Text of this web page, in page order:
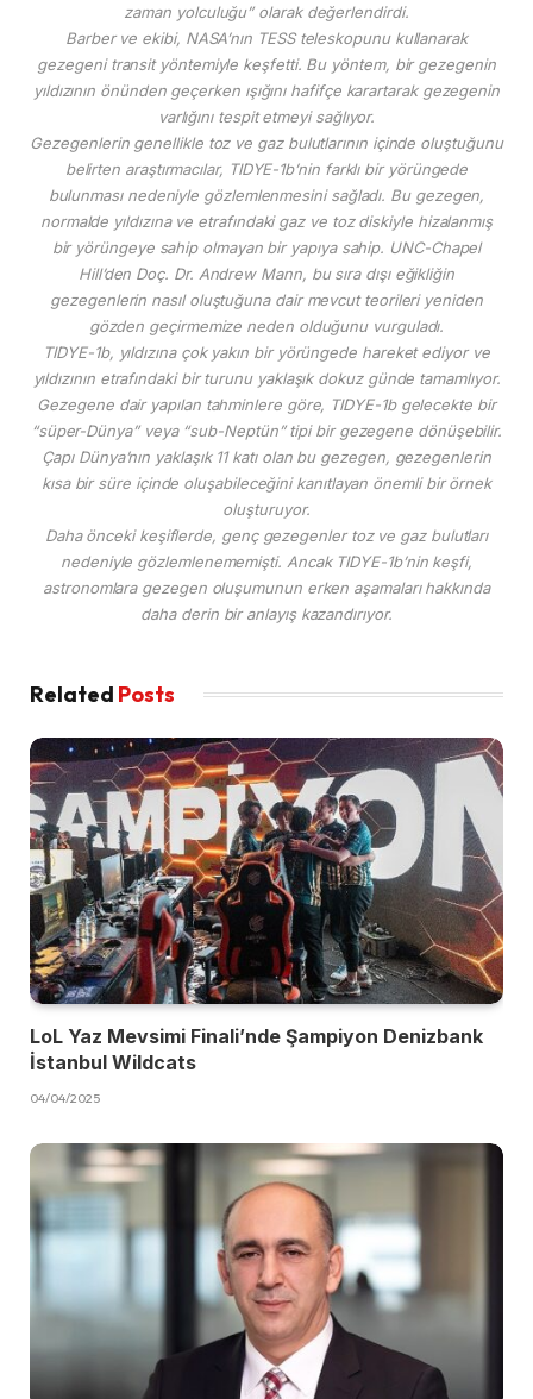
zaman yolculuğu” olarak değerlendirdi.
Barber ve ekibi, NASA’nın TESS teleskopunu kullanarak
gezegeni transit yöntemiyle keşfetti. Bu yöntem, bir gezegenin
yıldızının önünden geçerken ışığını hafifçe karartarak gezegenin
varlığını tespit etmeyi sağlıyor.
Gezegenlerin genellikle toz ve gaz bulutlarının içinde oluştuğunu
belirten araştırmacılar, TIDYE-1b’nin farklı bir yörüngede
bulunması nedeniyle gözlemlenmesini sağladı. Bu gezegen,
normalde yıldızına ve etrafındaki gaz ve toz diskiyle hizalanmış
bir yörüngeye sahip olmayan bir yapıya sahip. UNC-Chapel
Hill’den Doç. Dr. Andrew Mann, bu sıra dışı eğikliğin
gezegenlerin nasıl oluştuğuna dair mevcut teorileri yeniden
gözden geçirmemize neden olduğunu vurguladı.
TIDYE-1b, yıldızına çok yakın bir yörüngede hareket ediyor ve
yıldızının etrafındaki bir turunu yaklaşık dokuz günde tamamlıyor.
Gezegene dair yapılan tahminlere göre, TIDYE-1b gelecekte bir
“süper-Dünya” veya “sub-Neptün” tipi bir gezegene dönüşebilir.
Çapı Dünya’nın yaklaşık 11 katı olan bu gezegen, gezegenlerin
kısa bir süre içinde oluşabileceğini kanıtlayan önemli bir örnek
oluşturuyor.
Daha önceki keşiflerde, genç gezegenler toz ve gaz bulutları
nedeniyle gözlemlenememişti. Ancak TIDYE-1b’nin keşfi,
astronomlara gezegen oluşumunun erken aşamaları hakkında
daha derin bir anlayış kazandırıyor.
Related Posts
LoL Yaz Mevsimi Finali’nde Şampiyon Denizbank
İstanbul Wildcats
04/04/2025